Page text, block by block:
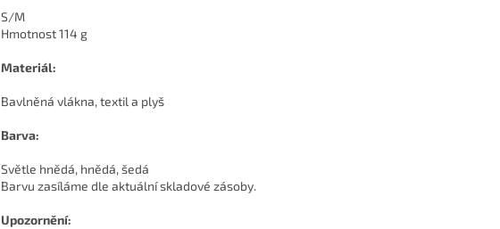
S/M
Hmotnost 114 g
Materiál:
Bavlněná vlákna, textil a plyš
Barva:
Světle hnědá, hnědá, šedá
Barvu zasíláme dle aktuální skladové zásoby.
Upozornění: